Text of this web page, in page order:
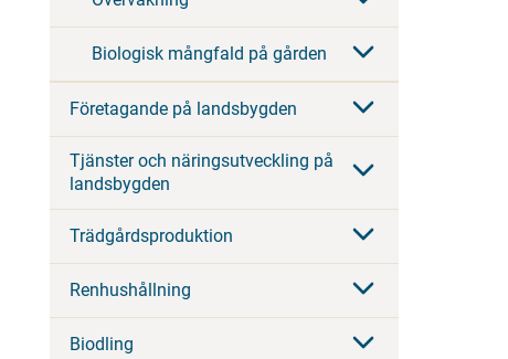
Biologisk mångfald på gården
Företagande på landsbygden
Tjänster och näringsutveckling på
landsbygden
Trädgårdsproduktion
Renhushållning
Biodling